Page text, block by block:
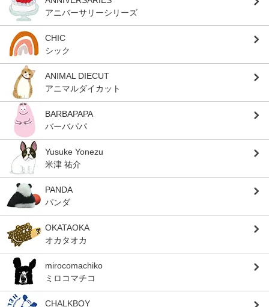
アニバーサリーシリーズ
CHIC
シック
ANIMAL DIECUT
アニマルダイカット
BARBAPAPA
バーバパパ
Yusuke Yonezu
米津 祐介
PANDA
パンダ
OKATAOKA
オカタオカ
mirocomachiko
ミロコマチコ
CHALKBOY